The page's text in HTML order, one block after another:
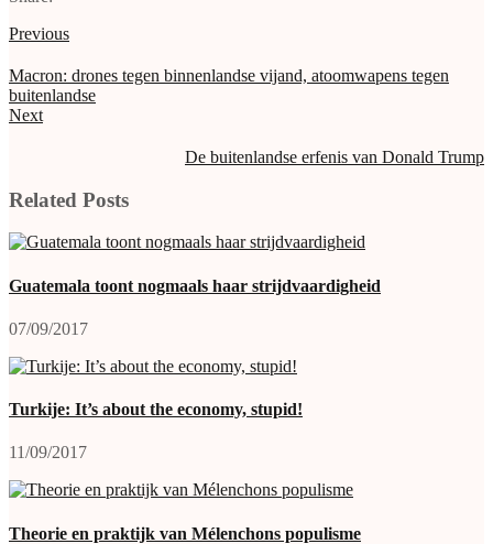
Previous
Macron: drones tegen binnenlandse vijand, atoomwapens tegen
buitenlandse
Next
De buitenlandse erfenis van Donald Trump
Related Posts
Guatemala toont nogmaals haar strijdvaardigheid
07/09/2017
Turkije: It’s about the economy, stupid!
11/09/2017
Theorie en praktijk van Mélenchons populisme